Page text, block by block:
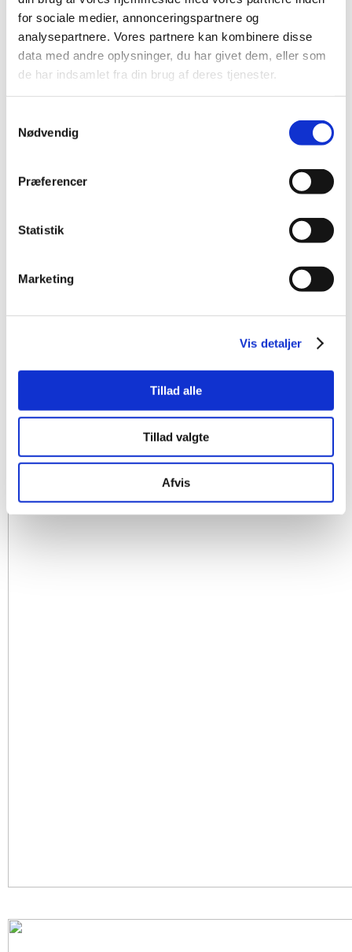
for sociale medier, annonceringspartnere og
analysepartnere. Vores partnere kan kombinere disse
data med andre oplysninger, du har givet dem, eller som
de har indsamlet fra din brug af deres tjenester.
Nødvendig
Præferencer
Statistik
Marketing
Vis detaljer
Tillad alle
Tillad valgte
Afvis